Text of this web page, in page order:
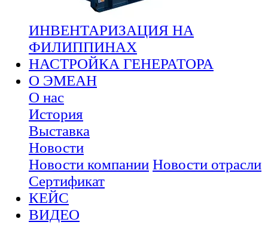
ИНВЕНТАРИЗАЦИЯ НА
ФИЛИППИНАХ
НАСТРОЙКА ГЕНЕРАТОРА
О ЭМЕАН
О нас
История
Выставка
Новости
Новости компании Новости отрасли
Сертификат
КЕЙС
ВИДЕО